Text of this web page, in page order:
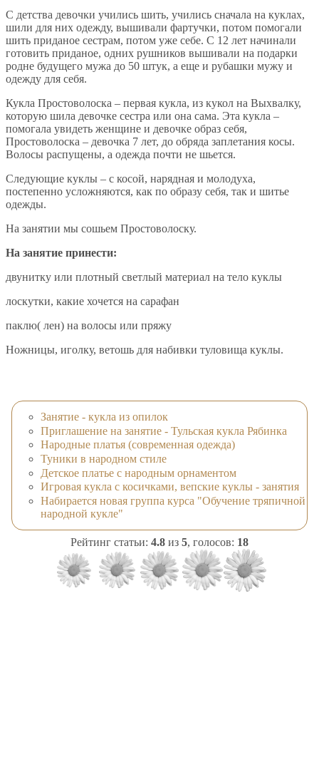
С детства девочки учились шить, учились сначала на куклах,
шили для них одежду, вышивали фартучки, потом помогали
шить приданое сестрам, потом уже себе. С 12 лет начинали
готовить приданое, одних рушников вышивали на подарки
родне будущего мужа до 50 штук, а еще и рубашки мужу и
одежду для себя.
Кукла Простоволоска – первая кукла, из кукол на Выхвалку,
которую шила девочке сестра или она сама. Эта кукла –
помогала увидеть женщине и девочке образ себя,
Простоволоска – девочка 7 лет, до обряда заплетания косы.
Волосы распущены, а одежда почти не шьется.
Следующие куклы – с косой, нарядная и молодуха,
постепенно усложняются, как по образу себя, так и шитье
одежды.
На занятии мы сошьем Простоволоску.
На занятие принести:
двунитку или плотный светлый материал на тело куклы
лоскутки, какие хочется на сарафан
паклю( лен) на волосы или пряжу
Ножницы, иголку, ветошь для набивки туловища куклы.
Занятие - кукла из опилок
Приглашение на занятие - Тульская кукла Рябинка
Народные платья (современная одежда)
Туники в народном стиле
Детское платье с народным орнаментом
Игровая кукла с косичками, вепские куклы - занятия
Набирается новая группа курса "Обучение тряпичной
народной кукле"
Рейтинг статьи: 4.8 из 5, голосов: 18